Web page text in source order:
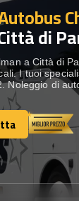
di
a Città di
I tuoi
Noleggio di